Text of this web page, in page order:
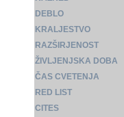
DEBLO
KRALJESTVO
RAZŠIRJENOST
ŽIVLJENJSKA DOBA
ČAS CVETENJA
RED LIST
CITES